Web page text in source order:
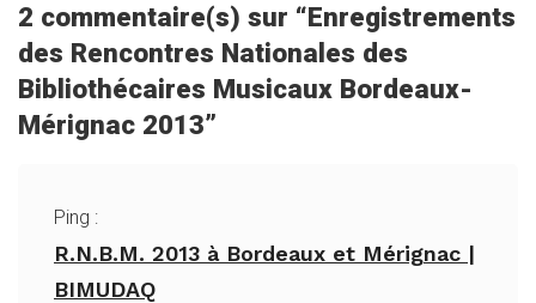
2 commentaire(s) sur “Enregistrements
des Rencontres Nationales des
Bibliothécaires Musicaux Bordeaux-
Mérignac 2013”
Ping :
R.N.B.M. 2013 à Bordeaux et Mérignac |
BIMUDAQ